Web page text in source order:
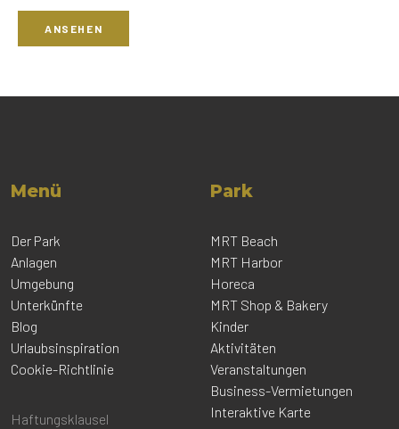
ANSEHEN
Menü
Der Park
Anlagen
Umgebung
Unterkünfte
Blog
Urlaubsinspiration
Cookie-Richtlinie
Haftungsklausel
Park
MRT Beach
MRT Harbor
Horeca
MRT Shop & Bakery
Kinder
Aktivitäten
Veranstaltungen
Business-Vermietungen
Interaktive Karte